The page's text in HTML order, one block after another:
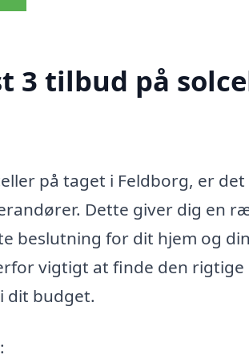
3 tilbud på
på taget i Feldborg, er
Dette giver dig en
beslutning for dit hjem og
vigtigt at finde den rigtige
dit budget.